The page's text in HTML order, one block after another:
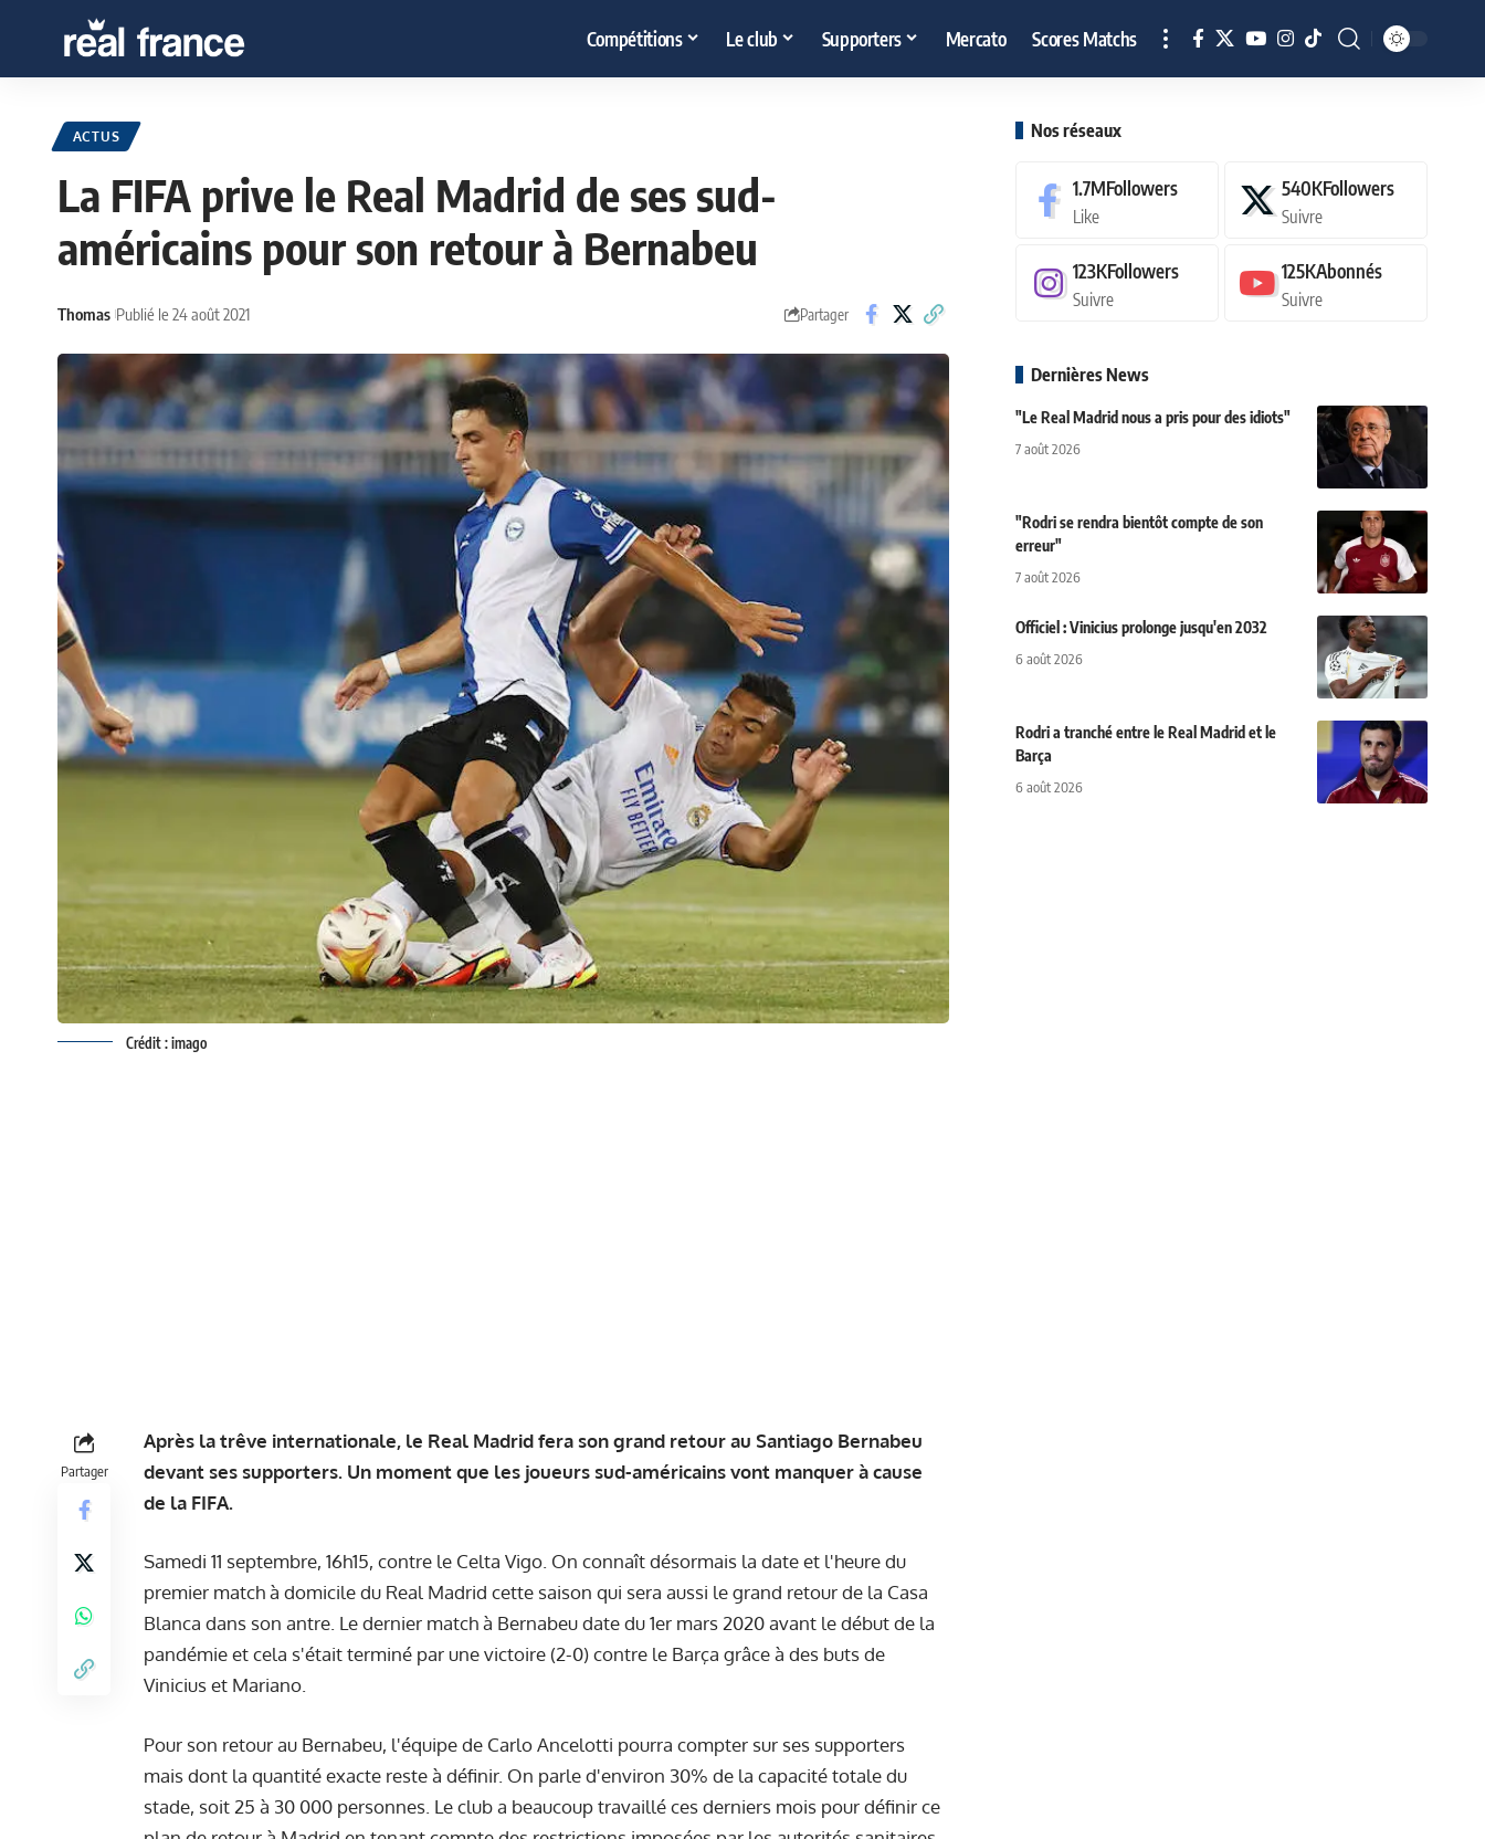
Compétitions Le club Supporters Mercato Scores Matchs
ACTUS
La FIFA prive le Real Madrid de ses sud-
américains pour son retour à Bernabeu
Thomas Publié le 24 août 2021 Partager
Crédit : imago
Partager
Après la trêve internationale, le Real Madrid fera son grand retour au Santiago Bernabeu
devant ses supporters. Un moment que les joueurs sud-américains vont manquer à cause
de la FIFA.
Samedi 11 septembre, 16h15, contre le Celta Vigo. On connaît désormais la date et l'heure du
premier match à domicile du Real Madrid cette saison qui sera aussi le grand retour de la Casa
Blanca dans son antre. Le dernier match à Bernabeu date du 1er mars 2020 avant le début de la
pandémie et cela s'était terminé par une victoire (2-0) contre le Barça grâce à des buts de
Vinicius et Mariano.
Pour son retour au Bernabeu, l'équipe de Carlo Ancelotti pourra compter sur ses supporters
mais dont la quantité exacte reste à définir. On parle d'environ 30% de la capacité totale du
stade, soit 25 à 30 000 personnes. Le club a beaucoup travaillé ces derniers mois pour définir ce
Nos réseaux
1.7MFollowers
Like
540KFollowers
Suivre
123KFollowers
Suivre
125KAbonnés
Suivre
Dernières News
"Le Real Madrid nous a pris pour des idiots"
7 août 2026
"Rodri se rendra bientôt compte de son
erreur"
7 août 2026
Officiel : Vinicius prolonge jusqu'en 2032
6 août 2026
Rodri a tranché entre le Real Madrid et le
Barça
6 août 2026